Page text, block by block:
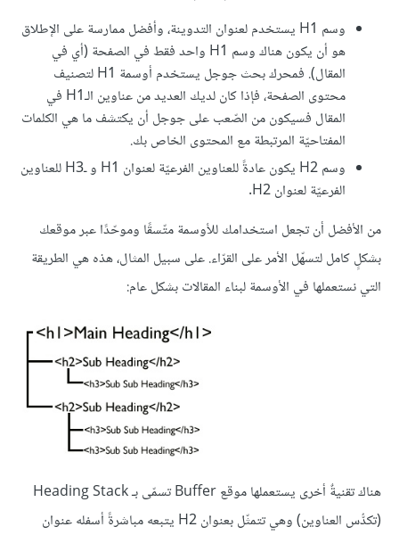
وسم H1 يستخدم لعنوان التدوينة، وأفضل ممارسة على الإطلاق
هو أن يكون هناك وسم H1 واحد فقط في الصفحة (أي في
المقال). فمحرك بحث جوجل يستخدم أوسمة H1 لتصنيف
محتوى الصفحة، فإذا كان لديك العديد من عناوين الـH1 في
المقال فسيكون من الصّعب على جوجل أن يكتشف ما هي الكلمات
المفتاحيّة المرتبطة مع المحتوى الخاص بك.
وسم H2 يكون عادةً للعناوين الفرعيّة لعنوان H1 و ـH3 للعناوين
الفرعيّة لعنوان H2.
من الأفضل أن تجعل استخدامك للأوسمة متّسقًا وموحّدًا عبر موقعك
بشكلٍ كامل لتسهّل الأمر على القرّاء. على سبيل المثال، هذه هي الطريقة
التي نستعملها في الأوسمة لبناء المقالات بشكل عام:
هناك تقنيةٌ أخرى يستعملها موقع Buffer تسمّى بـ Heading Stack
(تكدُّس العناوين) وهي تتمثّل بعنوان H2 يتبعه مباشرةً أسفله عنوان